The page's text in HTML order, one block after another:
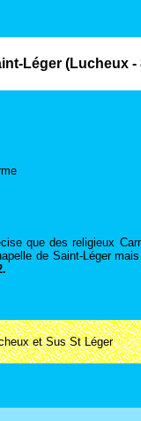
Léger (Lucheux -
que des religieux
de Saint-Léger
et Sus St Léger